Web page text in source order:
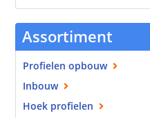
Assortiment
Profielen opbouw
Inbouw
Hoek profielen